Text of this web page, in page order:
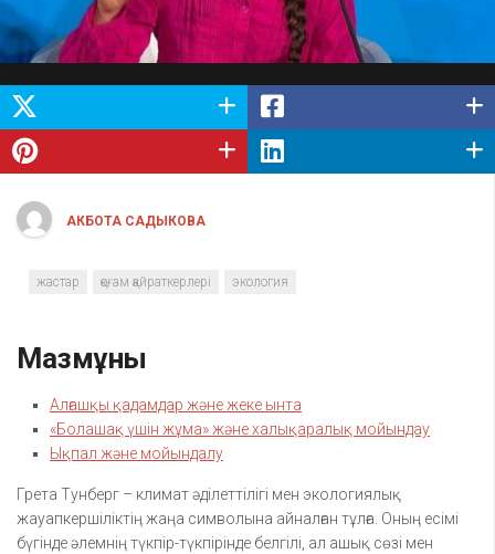
АКБОТА САДЫКОВА
жастар қоғам қайраткерлері экология
Мазмұны
Алғашқы қадамдар және жеке ынта
«Болашақ үшін жұма» және халықаралық мойындау
Ықпал және мойындалу
Грета Тунберг – климат әділеттілігі мен экологиялық
жауапкершіліктің жаңа символына айналған тұлға. Оның есімі
бүгінде әлемнің түкпір-түкпірінде белгілі, ал ашық сөзі мен